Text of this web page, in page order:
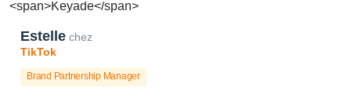
Estelle chez
TikTok
Brand Partnership Manager